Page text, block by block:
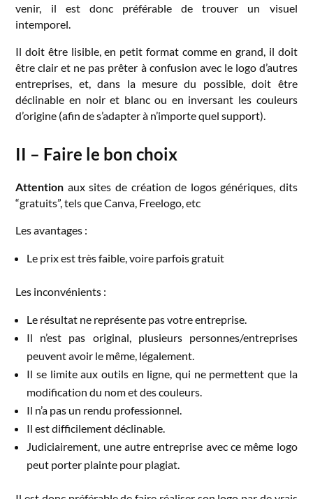
venir, il est donc préférable de trouver un visuel
intemporel.
Il doit être lisible, en petit format comme en grand, il doit
être clair et ne pas prêter à confusion avec le logo d’autres
entreprises, et, dans la mesure du possible, doit être
déclinable en noir et blanc ou en inversant les couleurs
d’origine (afin de s’adapter à n’importe quel support).
II – Faire le bon choix
Attention aux sites de création de logos génériques, dits
“gratuits”, tels que Canva, Freelogo, etc
Les avantages :
Le prix est très faible, voire parfois gratuit
Les inconvénients :
Le résultat ne représente pas votre entreprise.
Il n’est pas original, plusieurs personnes/entreprises
peuvent avoir le même, légalement.
Il se limite aux outils en ligne, qui ne permettent que la
modification du nom et des couleurs.
Il n’a pas un rendu professionnel.
Il est difficilement déclinable.
Judiciairement, une autre entreprise avec ce même logo
peut porter plainte pour plagiat.